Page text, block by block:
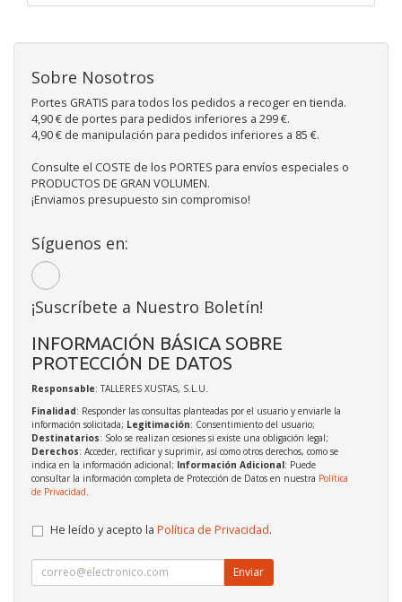
Sobre Nosotros
Portes GRATIS para todos los pedidos a recoger en tienda.
4,90 € de portes para pedidos inferiores a 299 €.
4,90 € de manipulación para pedidos inferiores a 85 €.
Consulte el COSTE de los PORTES para envíos especiales o
PRODUCTOS DE GRAN VOLUMEN.
¡Enviamos presupuesto sin compromiso!
Síguenos en:
¡Suscríbete a Nuestro Boletín!
INFORMACIÓN BÁSICA SOBRE
PROTECCIÓN DE DATOS
Responsable: TALLERES XUSTAS, S.L.U.
Finalidad: Responder las consultas planteadas por el usuario y enviarle la
información solicitada; Legitimación: Consentimiento del usuario;
Destinatarios: Solo se realizan cesiones si existe una obligación legal;
Derechos: Acceder, rectificar y suprimir, así como otros derechos, como se
indica en la información adicional; Información Adicional: Puede
consultar la información completa de Protección de Datos en nuestra Política
de Privacidad
He leído y acepto la Política de Privacidad.
Enviar